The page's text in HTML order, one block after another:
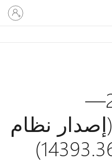
تسجيل
الدخول
إلى
12 مايو 2020—
KB4556813 (إصدار نظام